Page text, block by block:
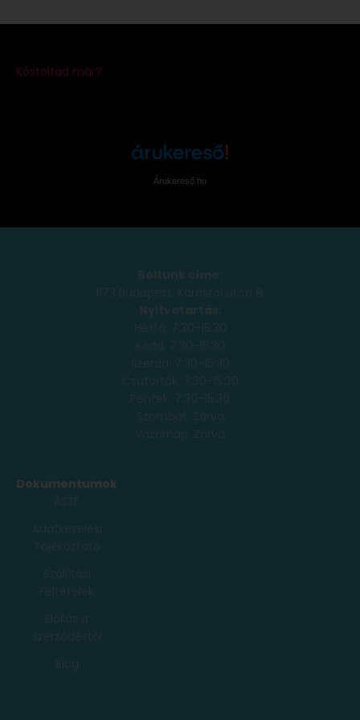
Árukereső.hu
Boltunk címe:
1173 Budapest, Köröstói utca 8.
Nyitvatartás:
Hétfő: 7:30-15:30
Kedd: 7:30-15:30
Szerda: 7:30-15:30
Csütörtök: 7:30-15:30
Péntek: 7:30-15:30
Szombat: Zárva
Vasárnap: Zárva
Dokumentumok
ÁSZF
Adatkezelési
Tájékoztató
Szállítási
Feltételek
Elállás a
szerződéstől
Blog